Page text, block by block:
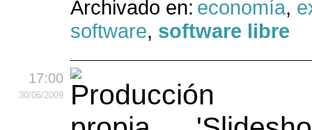
Archivado en: economía,
software, software libre
17:00
30/06/2009